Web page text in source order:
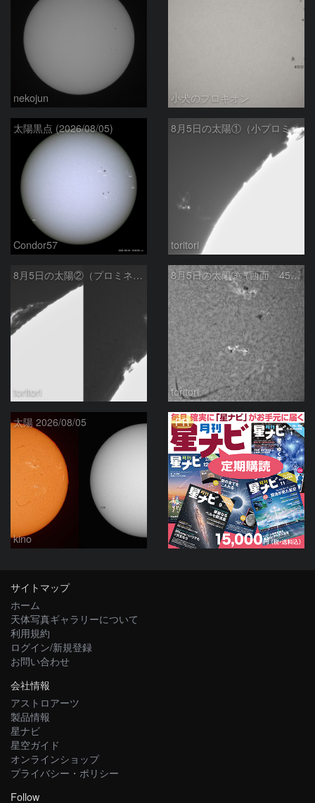
nekojun 小犬のプロキオン
太陽黒点 (2026/08/05)
Condor57
8月5日の太陽①（小プロミネン噴出 ）
toritori
8月5日の太陽②（プロミネンス北東縁 ）
toritori
8月5日の太陽➂（西面 4502 C1.7フレア ）
toritori
太陽 2026/08/05
kino
PR
サイトマップ
ホーム
天体写真ギャラリーについて
利用規約
ログイン/新規登録
お問い合わせ
会社情報
アストロアーツ
製品情報
星ナビ
星空ガイド
オンラインショップ
プライバシー・ポリシー
Follow